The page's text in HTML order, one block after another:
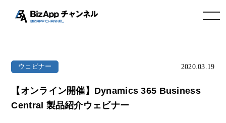
toggle navigation
ウェビナー 2020.03.19
【オンライン開催】Dynamics 365 Business
Central 製品紹介ウェビナー